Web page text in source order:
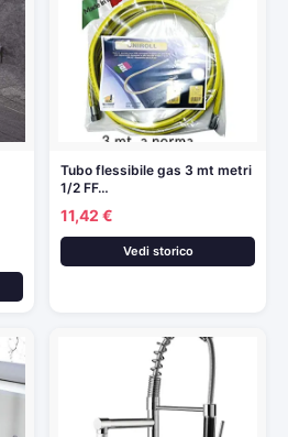
Tubo flessibile gas 3 mt metri
1/2 FF…
11,42 €
Vedi storico